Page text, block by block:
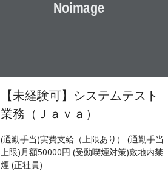
【未経験可】システムテスト
業務（Ｊａｖａ）
(通勤手当)実費支給（上限あり） (通勤手当
上限)月額50000円 (受動喫煙対策)敷地内禁
煙 (正社員)